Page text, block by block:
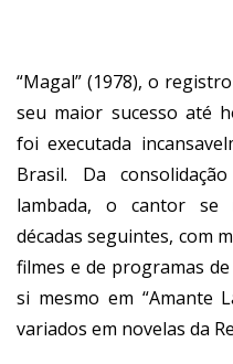
“Magal” (1978), o
seu maior sucesso até
foi executada
Brasil. Da
lambada, o cantor se
décadas seguintes, com
filmes e de programas
si mesmo em “Amante
variados em novelas da